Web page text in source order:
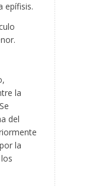
epífisis.
la
del
la